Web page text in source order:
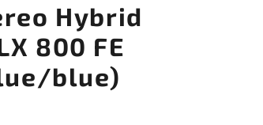
Hybrid
800 FE
blue)